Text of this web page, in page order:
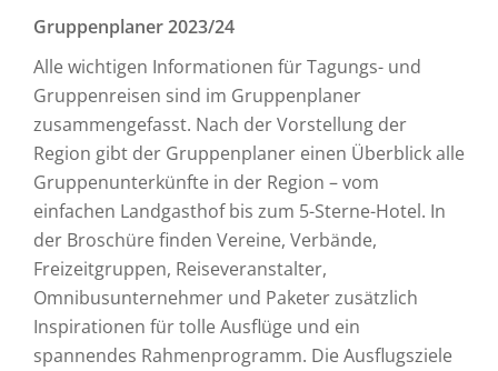
Gruppenplaner 2023/24
Alle wichtigen Informationen für Tagungs- und
Gruppenreisen sind im Gruppenplaner
zusammengefasst. Nach der Vorstellung der
Region gibt der Gruppenplaner einen Überblick alle
Gruppenunterkünfte in der Region – vom
einfachen Landgasthof bis zum 5-Sterne-Hotel. In
der Broschüre finden Vereine, Verbände,
Freizeitgruppen, Reiseveranstalter,
Omnibusunternehmer und Paketer zusätzlich
Inspirationen für tolle Ausflüge und ein
spannendes Rahmenprogramm. Die Ausflugsziele